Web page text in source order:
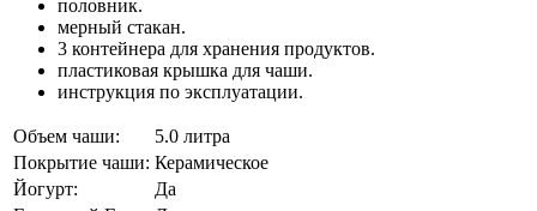
половник.
мерный стакан.
3 контейнера для хранения продуктов.
пластиковая крышка для чаши.
инструкция по эксплуатации.
Объем чаши:
5.0 литра
Покрытие чаши: Керамическое
Йогурт:
Да